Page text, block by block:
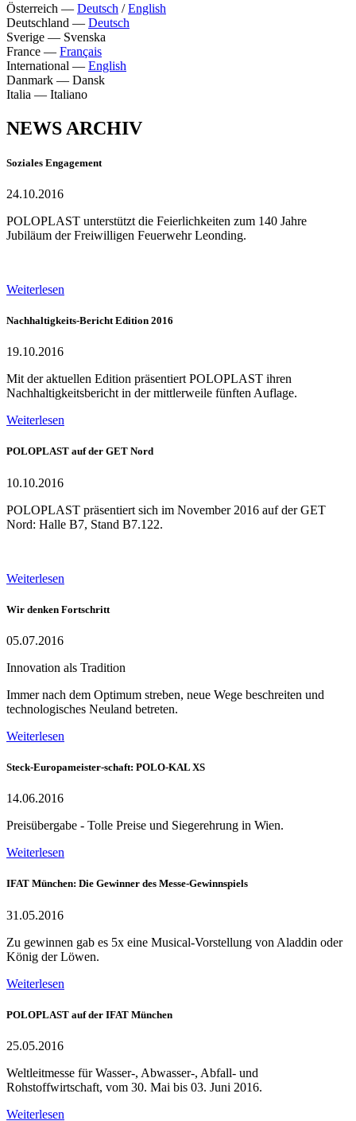
Österreich — Deutsch /English
Deutschland — Deutsch
Sverige — Svenska
France — Français
International — English
Danmark — Dansk
Italia — Italiano
NEWS ARCHIV
Soziales Engagement
24.10.2016
POLOPLAST unterstützt die Feierlichkeiten zum 140 Jahre
Jubiläum der Freiwilligen Feuerwehr Leonding.
Weiterlesen
Nachhaltigkeits-Bericht Edition 2016
19.10.2016
Mit der aktuellen Edition präsentiert POLOPLAST ihren
Nachhaltigkeitsbericht in der mittlerweile fünften Auflage.
Weiterlesen
POLOPLAST auf der GET Nord
10.10.2016
POLOPLAST präsentiert sich im November 2016 auf der GET
Nord: Halle B7, Stand B7.122.
Weiterlesen
Wir denken Fortschritt
05.07.2016
Innovation als Tradition
Immer nach dem Optimum streben, neue Wege beschreiten und
technologisches Neuland betreten.
Weiterlesen
Steck-Europameister-schaft: POLO-KAL XS
14.06.2016
Preisübergabe - Tolle Preise und Siegerehrung in Wien.
Weiterlesen
IFAT München: Die Gewinner des Messe-Gewinnspiels
31.05.2016
Zu gewinnen gab es 5x eine Musical-Vorstellung von Aladdin oder
König der Löwen.
Weiterlesen
POLOPLAST auf der IFAT München
25.05.2016
Weltleitmesse für Wasser-, Abwasser-, Abfall- und
Rohstoffwirtschaft, vom 30. Mai bis 03. Juni 2016.
Weiterlesen